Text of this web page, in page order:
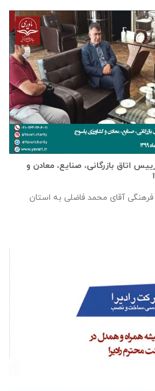
اتاق بازرگانی، صنايع، معادن و
آقای محمد فاضلی به استان